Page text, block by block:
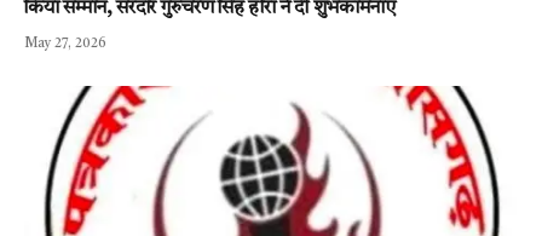
किया सम्मान, सरदार गुरुचरण सिंह होरा ने दी शुभकामनाएं
May 27, 2026